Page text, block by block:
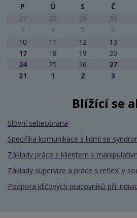
P
Ú S Č
27
28 29 30
3
4 5 6
10
11 12 13
17
18 19 20
24
25 26 27
31
1 2 3
Blížící se
Slovní sebeobrana
Specifika komunikace s lidmi se
Základy práce s klientem s
Základy supervize a práce s reflexí v
Podpora klíčových pracovníků při